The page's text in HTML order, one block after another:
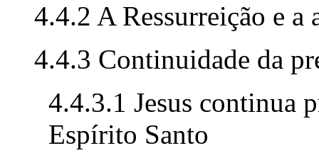
4.4.2 A Ressurreição e a
4.4.3 Continuidade da
4.4.3.1 Jesus continua
Espírito Santo